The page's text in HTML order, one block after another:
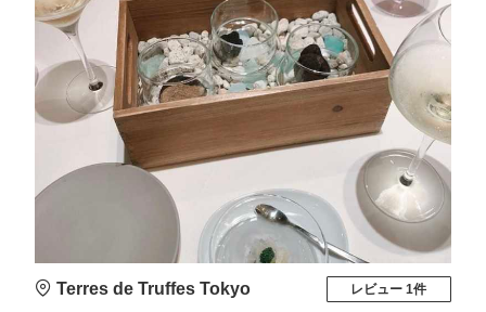
Terres de Truffes Tokyo レビュー 1件